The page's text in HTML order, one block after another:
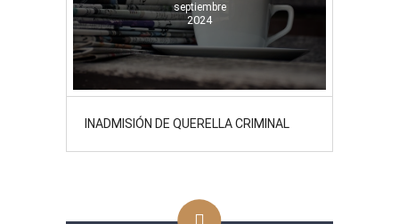
septiembre
2024
INADMISIÓN DE QUERELLA CRIMINAL